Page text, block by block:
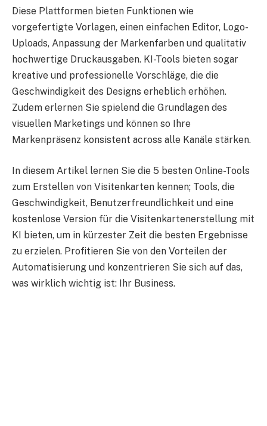
Diese Plattformen bieten Funktionen wie
vorgefertigte Vorlagen, einen einfachen Editor, Logo-
Uploads, Anpassung der Markenfarben und qualitativ
hochwertige Druckausgaben. KI-Tools bieten sogar
kreative und professionelle Vorschläge, die die
Geschwindigkeit des Designs erheblich erhöhen.
Zudem erlernen Sie spielend die Grundlagen des
visuellen Marketings und können so Ihre
Markenpräsenz konsistent across alle Kanäle stärken.
In diesem Artikel lernen Sie die 5 besten Online-Tools
zum Erstellen von Visitenkarten kennen; Tools, die
Geschwindigkeit, Benutzerfreundlichkeit und eine
kostenlose Version für die Visitenkartenerstellung mit
KI bieten, um in kürzester Zeit die besten Ergebnisse
zu erzielen. Profitieren Sie von den Vorteilen der
Automatisierung und konzentrieren Sie sich auf das,
was wirklich wichtig ist: Ihr Business.